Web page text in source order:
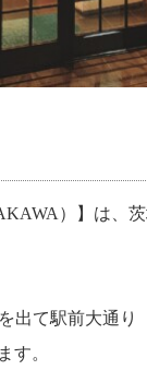
）】は、
出て駅前大通
す。